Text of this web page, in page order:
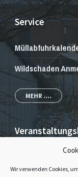
Wir verwenden Cookies,
Service
Wildschaden
MEHR ....